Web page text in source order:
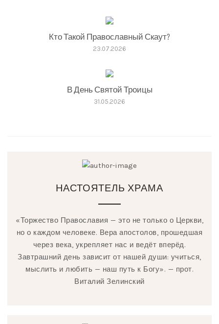
Кто Такой Православный Скаут?
23.07.2026
В День Святой Троицы
31.05.2026
НАСТОЯТЕЛЬ ХРАМА
«Торжество Православия — это не только о Церкви,
но о каждом человеке. Вера апостолов, прошедшая
через века, укрепляет нас и ведёт вперёд.
Завтрашний день зависит от нашей души: учиться,
мыслить и любить — наш путь к Богу». — прот.
Виталий Зелинский